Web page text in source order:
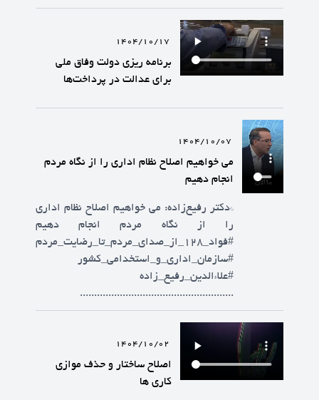
1404/10/17
برنامه ریزی دولت وفاق ملی
برای عدالت در پرداخت‌ها
1404/10/07
می خواهیم اصلاح نظام اداری را از نگاه مردم
انجام دهیم
*دکتر رفیع‌زاده: می خواهیم اصلاح نظام اداری
را از نگاه مردم انجام دهیم
#فواد_۱۲۸_از_صدای_مردم_تا_رضایت_مردم
#سازمان_اداری_و_استخدامی_کشور
#علاءالدین_رفیع_زاده
......................................................
1404/10/02
اصلاح ساختار و حذف موازی‌
کاری ها